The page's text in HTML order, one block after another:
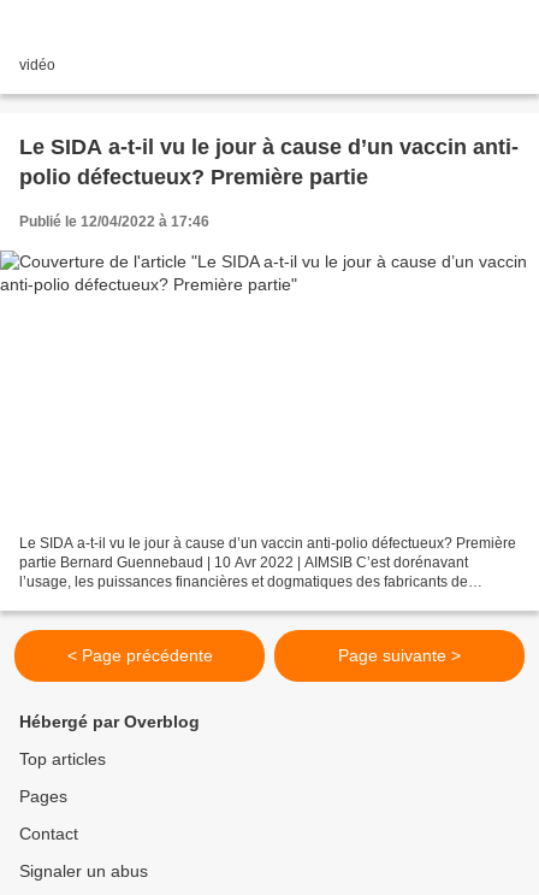
vidéo
Le SIDA a-t-il vu le jour à cause d’un vaccin anti-
polio défectueux? Première partie
Publié le 12/04/2022 à 17:46
Le SIDA a-t-il vu le jour à cause d’un vaccin anti-polio défectueux? Première
partie Bernard Guennebaud | 10 Avr 2022 | AIMSIB C’est dorénavant
l’usage, les puissances financières et dogmatiques des fabricants de
< Page précédente Page suivante >
Hébergé par Overblog
Top articles
Pages
Contact
Signaler un abus